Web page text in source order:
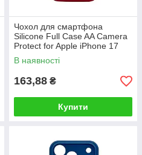
Чохол для смартфона
Silicone Full Case AA Camera
Protect for Apple iPhone 17
Pro Max 21,Rose Red
В наявності
163,88 ₴
Купити